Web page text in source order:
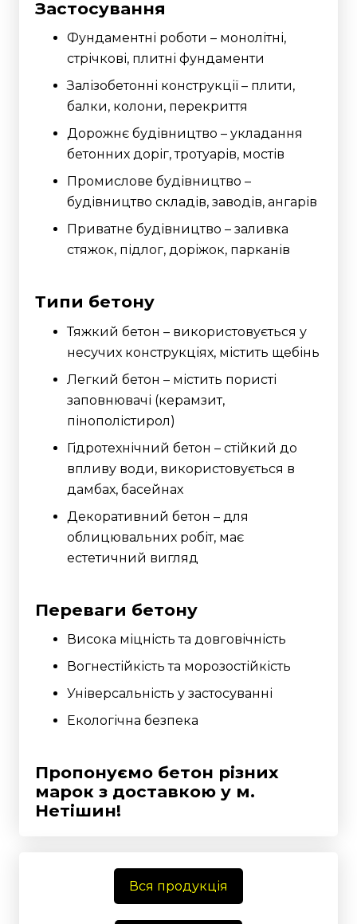
Застосування
Фундаментні роботи – монолітні,
стрічкові, плитні фундаменти
Залізобетонні конструкції – плити,
балки, колони, перекриття
Дорожнє будівництво – укладання
бетонних доріг, тротуарів, мостів
Промислове будівництво –
будівництво складів, заводів, ангарів
Приватне будівництво – заливка
стяжок, підлог, доріжок, парканів
Типи бетону
Тяжкий бетон – використовується у
несучих конструкціях, містить щебінь
Легкий бетон – містить пористі
заповнювачі (керамзит,
пінополістирол)
Гідротехнічний бетон – стійкий до
впливу води, використовується в
дамбах, басейнах
Декоративний бетон – для
облицювальних робіт, має
естетичний вигляд
Переваги бетону
Висока міцність та довговічність
Вогнестійкість та морозостійкість
Універсальність у застосуванні
Екологічна безпека
Пропонуємо бетон різних
марок з доставкою у м.
Нетішин!
Вся продукція